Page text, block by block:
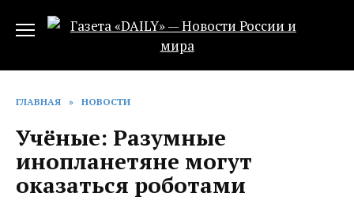
ГЛАВНАЯ » НОВОСТИ
Учёные: Разумные
инопланетяне могут
оказаться роботами